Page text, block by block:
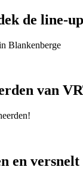
de line-
Blankenberge
van
en